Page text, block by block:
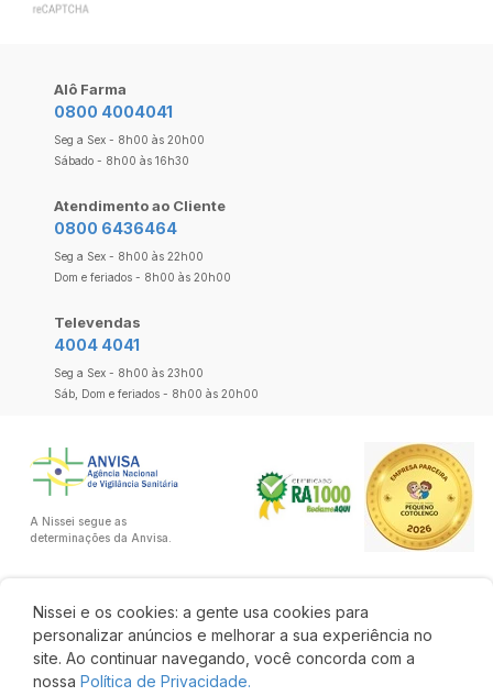
Nissei e os cookies: a gente usa cookies para
personalizar anúncios e melhorar a sua experiência no
site. Ao continuar navegando, você concorda com a
nossa Política de Privacidade.
Alô Farma
0800 4004041
Seg a Sex - 8h00 às 20h00
Sábado - 8h00 às 16h30
Atendimento ao Cliente
0800 6436464
Seg a Sex - 8h00 às 22h00
Dom e feriados - 8h00 às 20h00
Televendas
4004 4041
Seg a Sex - 8h00 às 23h00
Sáb, Dom e feriados - 8h00 às 20h00
A Nissei segue as
determinações da Anvisa.